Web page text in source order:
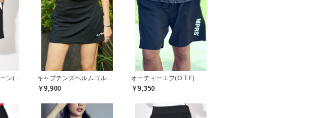
￥9,900
オーティーエフ(O.T.F)
￥9,350